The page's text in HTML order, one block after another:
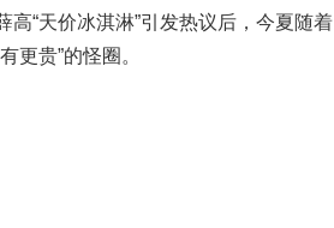
“天价冰淇淋”引发热议后，今夏随着
更贵”的怪圈。